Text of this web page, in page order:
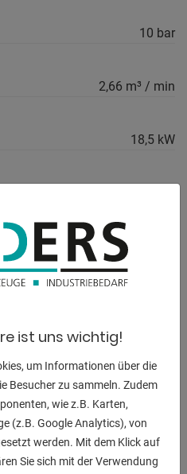
10 bar
2,66 m³ / min
18,5 kW
1200 x 900 x 1200 mm
ist uns wichtig!
um Informationen über die
Besucher zu sammeln. Zudem
wie z.B. Karten,
(z.B. Google Analytics), von
werden. Mit dem Klick auf
Sie sich mit der Verwendung